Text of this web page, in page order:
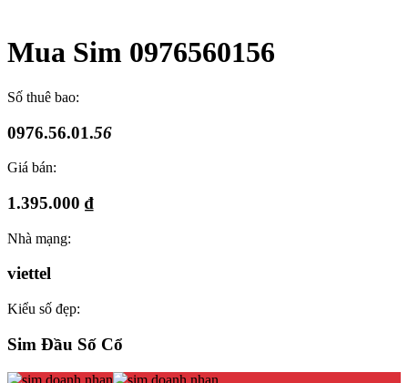
Mua Sim 0976560156
Số thuê bao:
0976.56.01.56
Giá bán:
1.395.000 ₫
Nhà mạng:
viettel
Kiểu số đẹp:
Sim Đầu Số Cổ